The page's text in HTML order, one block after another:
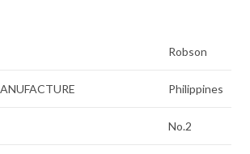
Robson
Philippines
No.2